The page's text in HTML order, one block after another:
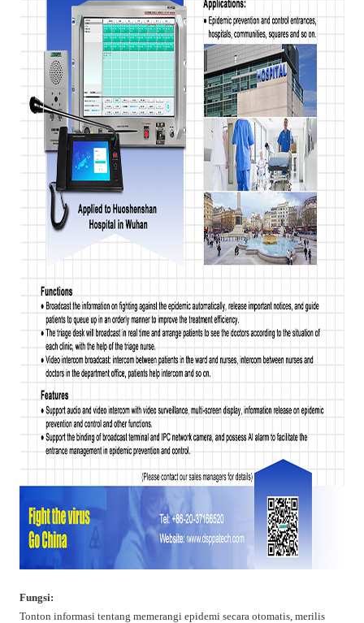
Fungsi:
Tonton informasi tentang memerangi epidemi secara otomatis, merilis